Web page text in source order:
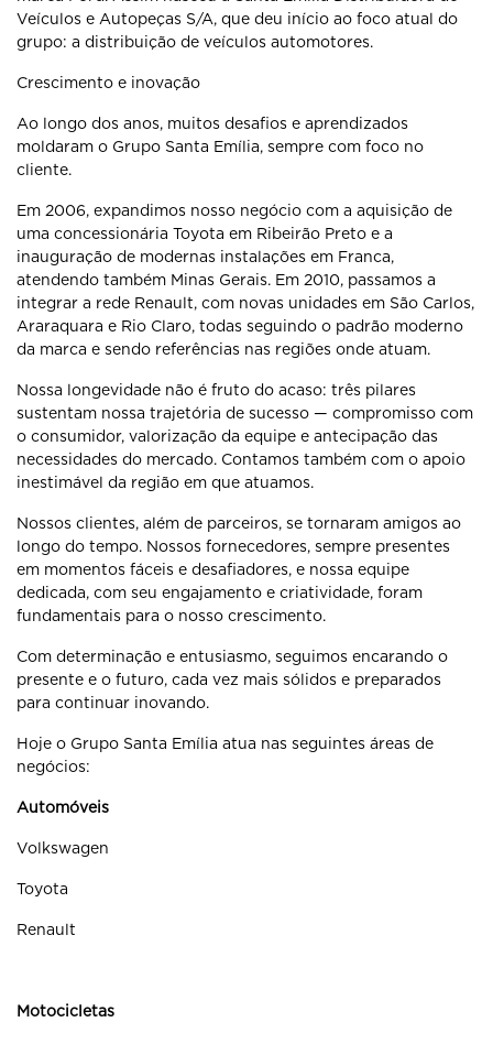
Veículos e Autopeças S/A, que deu início ao foco atual do
grupo: a distribuição de veículos automotores.
Crescimento e inovação
Ao longo dos anos, muitos desafios e aprendizados
moldaram o Grupo Santa Emília, sempre com foco no
cliente.
Em 2006, expandimos nosso negócio com a aquisição de
uma concessionária Toyota em Ribeirão Preto e a
inauguração de modernas instalações em Franca,
atendendo também Minas Gerais. Em 2010, passamos a
integrar a rede Renault, com novas unidades em São Carlos,
Araraquara e Rio Claro, todas seguindo o padrão moderno
da marca e sendo referências nas regiões onde atuam.
Nossa longevidade não é fruto do acaso: três pilares
sustentam nossa trajetória de sucesso — compromisso com
o consumidor, valorização da equipe e antecipação das
necessidades do mercado. Contamos também com o apoio
inestimável da região em que atuamos.
Nossos clientes, além de parceiros, se tornaram amigos ao
longo do tempo. Nossos fornecedores, sempre presentes
em momentos fáceis e desafiadores, e nossa equipe
dedicada, com seu engajamento e criatividade, foram
fundamentais para o nosso crescimento.
Com determinação e entusiasmo, seguimos encarando o
presente e o futuro, cada vez mais sólidos e preparados
para continuar inovando.
Hoje o Grupo Santa Emília atua nas seguintes áreas de
negócios:
Automóveis
Volkswagen
Toyota
Renault
Motocicletas